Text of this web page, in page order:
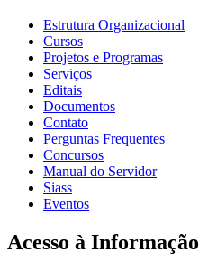
Estrutura Organizacional
Cursos
Projetos e Programas
Serviços
Editais
Documentos
Contato
Perguntas Frequentes
Concursos
Manual do Servidor
Siass
Eventos
Acesso à Informação